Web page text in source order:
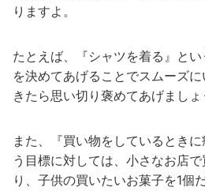
りますよ。
たとえば、『シャツを着る』と
を決めてあげることでスムーズ
きたら思い切り褒めてあげましょ
また、『買い物をしているとき
う目標に対しては、小さなお店
り、子供の買いたいお菓子を1個